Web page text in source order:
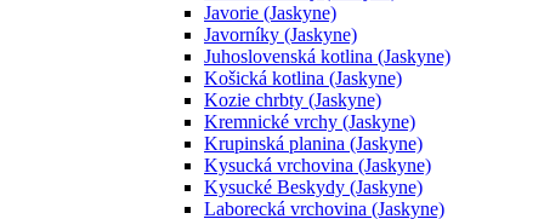
Javorie (Jaskyne)
Javorníky (Jaskyne)
Juhoslovenská kotlina (Jaskyne)
Košická kotlina (Jaskyne)
Kozie chrbty (Jaskyne)
Kremnické vrchy (Jaskyne)
Krupinská planina (Jaskyne)
Kysucká vrchovina (Jaskyne)
Kysucké Beskydy (Jaskyne)
Laborecká vrchovina (Jaskyne)